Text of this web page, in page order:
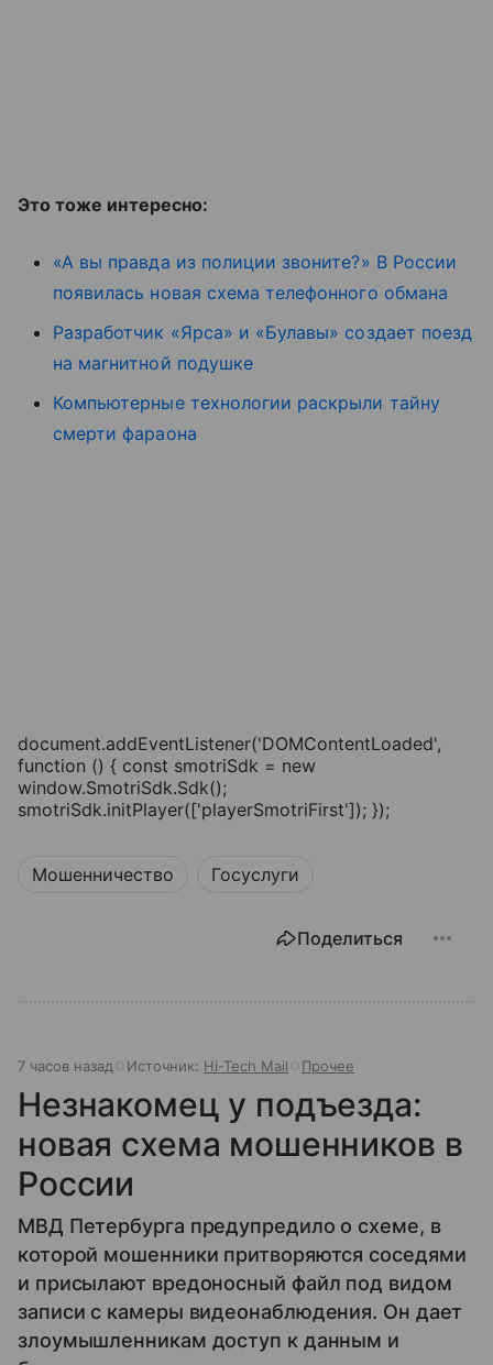
Это тоже интересно:
«А вы правда из полиции звоните?» В России
появилась новая схема телефонного обмана
Разработчик «Ярса» и «Булавы» создает поезд
на магнитной подушке
Компьютерные технологии раскрыли тайну
смерти фараона
document.addEventListener('DOMContentLoaded',
function () { const smotriSdk = new
window.SmotriSdk.Sdk();
smotriSdk.initPlayer(['playerSmotriFirst']); });
Мошенничество Госуслуги
Поделиться
7 часов назад Источник: Hi-Tech Mail Прочее
Незнакомец у подъезда:
новая схема мошенников в
России
МВД Петербурга предупредило о схеме, в
которой мошенники притворяются соседями
и присылают вредоносный файл под видом
записи с камеры видеонаблюдения. Он дает
злоумышленникам доступ к данным и